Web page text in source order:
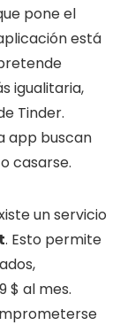
pone el
está
igualitaria,
Tinder.
app buscan
casarse.
un servicio
. Esto permite
$ al mes.